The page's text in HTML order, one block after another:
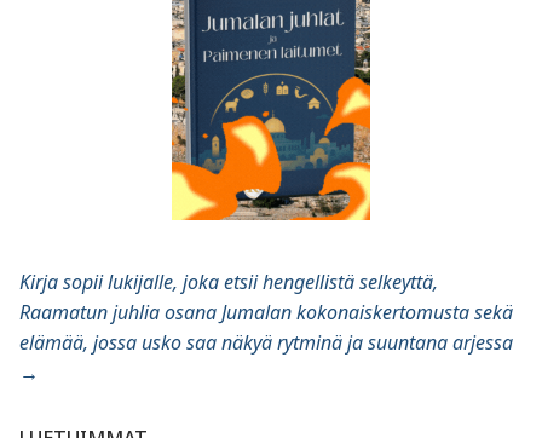
Kirja sopii lukijalle, joka etsii hengellistä selkeyttä,
Raamatun juhlia osana Jumalan kokonaiskertomusta sekä
elämää, jossa usko saa näkyä rytminä ja suuntana arjessa
→